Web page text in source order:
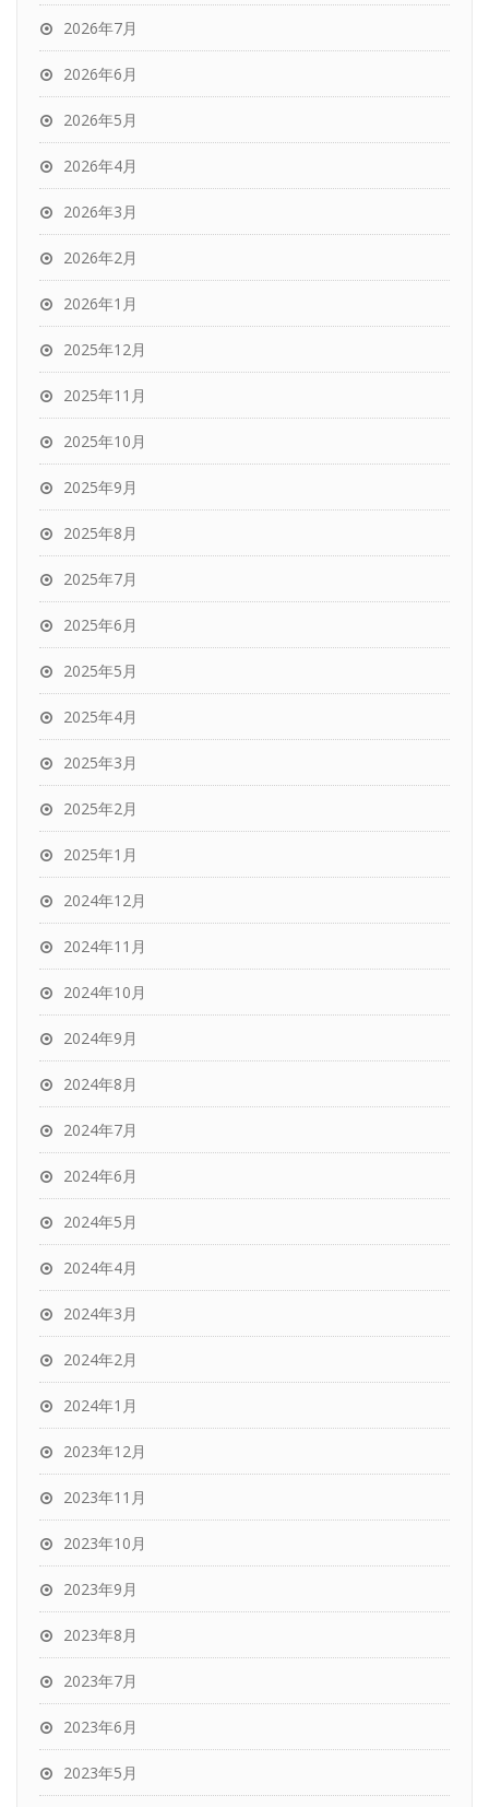
2026年7月
2026年6月
2026年5月
2026年4月
2026年3月
2026年2月
2026年1月
2025年12月
2025年11月
2025年10月
2025年9月
2025年8月
2025年7月
2025年6月
2025年5月
2025年4月
2025年3月
2025年2月
2025年1月
2024年12月
2024年11月
2024年10月
2024年9月
2024年8月
2024年7月
2024年6月
2024年5月
2024年4月
2024年3月
2024年2月
2024年1月
2023年12月
2023年11月
2023年10月
2023年9月
2023年8月
2023年7月
2023年6月
2023年5月